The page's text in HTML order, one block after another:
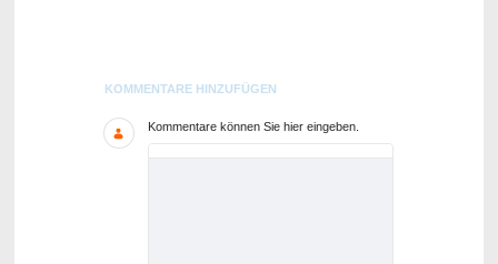
Blogs
KOMMENTARE HINZUFÜGEN
Kommentare können Sie hier eingeben.